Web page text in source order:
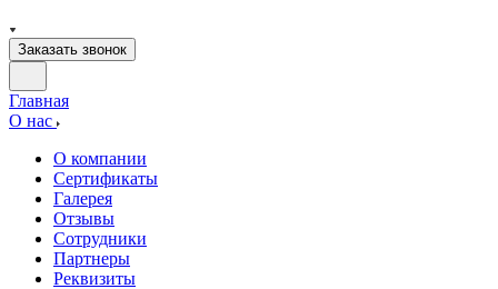
Заказать звонок
Главная
О нас
О компании
Сертификаты
Галерея
Отзывы
Сотрудники
Партнеры
Реквизиты